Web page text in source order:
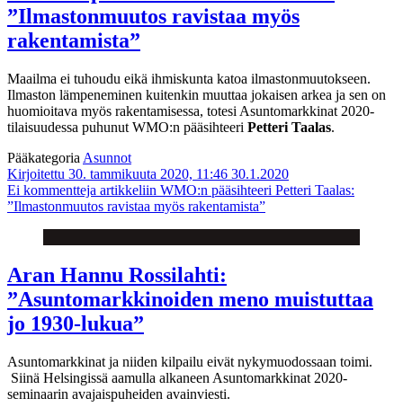
”Ilmastonmuutos ravistaa myös
rakentamista”
Maailma ei tuhoudu eikä ihmiskunta katoa ilmastonmuutokseen.
Ilmaston lämpeneminen kuitenkin muuttaa jokaisen arkea ja sen on
huomioitava myös rakentamisessa, totesi Asuntomarkkinat 2020-
tilaisuudessa puhunut WMO:n pääsihteeri Petteri Taalas.
Pääkategoria Asunnot
Kirjoitettu 30. tammikuuta 2020, 11:46 30.1.2020
Ei kommentteja artikkeliin WMO:n pääsihteeri Petteri Taalas:
”Ilmastonmuutos ravistaa myös rakentamista”
Aran Hannu Rossilahti:
”Asuntomarkkinoiden meno muistuttaa
jo 1930-lukua”
Asuntomarkkinat ja niiden kilpailu eivät nykymuodossaan toimi.
Siinä Helsingissä aamulla alkaneen Asuntomarkkinat 2020-
seminaarin avajaispuheiden avainviesti.